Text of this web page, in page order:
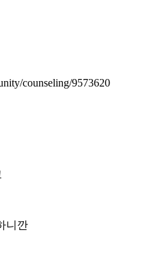
counseling/9573620
니깐